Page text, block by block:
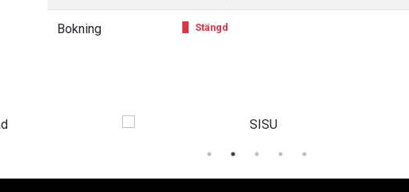
Bokning Stängd